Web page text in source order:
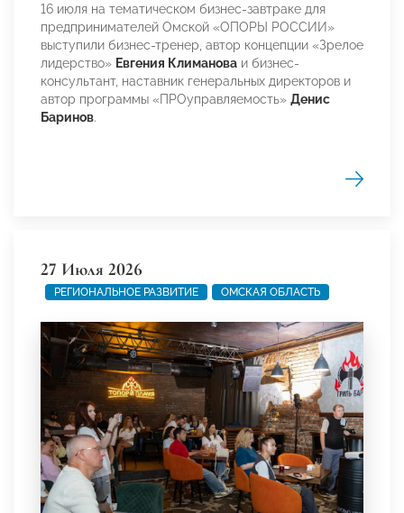
16 июля на тематическом бизнес-завтраке для
предпринимателей Омской «ОПОРЫ РОССИИ»
выступили бизнес-тренер, автор концепции «Зрелое
лидерство» Евгения Климанова и бизнес-
консультант, наставник генеральных директоров и
автор программы «ПРОуправляемость» Денис
Баринов.
27 Июля 2026
РЕГИОНАЛЬНОЕ РАЗВИТИЕ ОМСКАЯ ОБЛАСТЬ